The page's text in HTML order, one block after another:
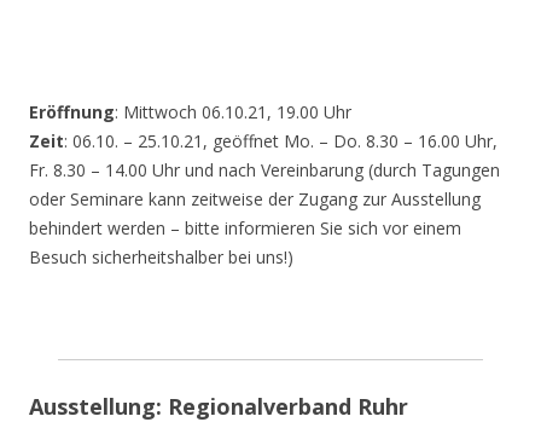
Eröffnung: Mittwoch 06.10.21, 19.00 Uhr
Zeit: 06.10. – 25.10.21, geöffnet Mo. – Do. 8.30 – 16.00 Uhr,
Fr. 8.30 – 14.00 Uhr und nach Vereinbarung (durch Tagungen
oder Seminare kann zeitweise der Zugang zur Ausstellung
behindert werden – bitte informieren Sie sich vor einem
Besuch sicherheitshalber bei uns!)
Ausstellung: Regionalverband Ruhr